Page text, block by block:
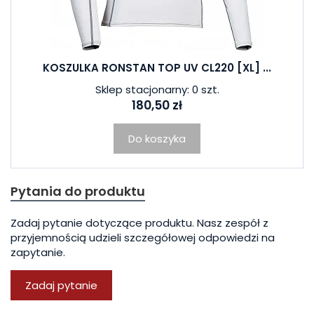
KOSZULKA RONSTAN TOP UV CL220 [XL] ...
Sklep stacjonarny: 0 szt.
180,50 zł
Do koszyka
Pytania do produktu
Zadaj pytanie dotyczące produktu. Nasz zespół z
przyjemnością udzieli szczegółowej odpowiedzi na
zapytanie.
Zadaj pytanie